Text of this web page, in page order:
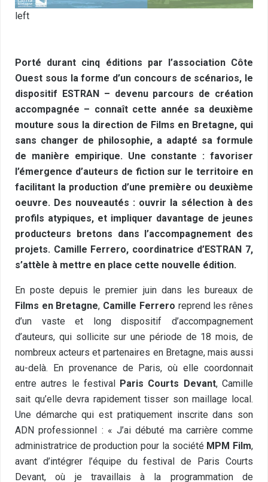
left
Porté durant cinq éditions par l’association Côte
Ouest sous la forme d’un concours de scénarios, le
dispositif ESTRAN – devenu parcours de création
accompagnée – connaît cette année sa deuxième
mouture sous la direction de Films en Bretagne, qui
sans changer de philosophie, a adapté sa formule
de manière empirique. Une constante : favoriser
l’émergence d’auteurs de fiction sur le territoire en
facilitant la production d’une première ou deuxième
oeuvre. Des nouveautés : ouvrir la sélection à des
profils atypiques, et impliquer davantage de jeunes
producteurs bretons dans l’accompagnement des
projets. Camille Ferrero, coordinatrice d’ESTRAN 7,
s’attèle à mettre en place cette nouvelle édition.
En poste depuis le premier juin dans les bureaux de
Films en Bretagne, Camille Ferrero reprend les rênes
d’un vaste et long dispositif d’accompagnement
d’auteurs, qui sollicite sur une période de 18 mois, de
nombreux acteurs et partenaires en Bretagne, mais aussi
au-delà. En provenance de Paris, où elle coordonnait
entre autres le festival Paris Courts Devant, Camille
sait qu’elle devra rapidement tisser son maillage local.
Une démarche qui est pratiquement inscrite dans son
ADN professionnel : « J’ai débuté ma carrière comme
administratrice de production pour la société MPM Film,
avant d’intégrer l’équipe du festival de Paris Courts
Devant, où je travaillais à la programmation de